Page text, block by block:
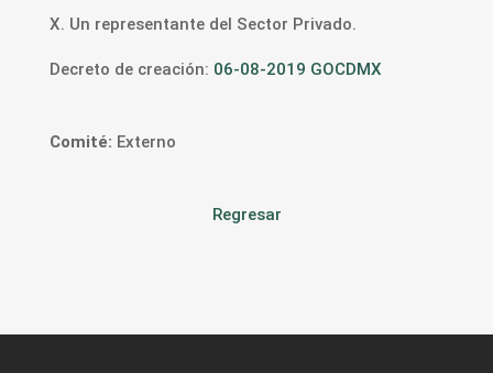
X. Un representante del Sector Privado.
Decreto de creación: 06-08-2019 GOCDMX
Comité: Externo
Regresar